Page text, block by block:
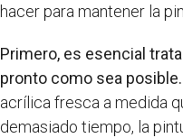
hacer para mantener la
Primero, es esencial
pronto como sea posible.
acrílica fresca a medida
demasiado tiempo, la